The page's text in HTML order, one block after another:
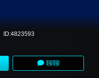
ID:4823593
聊聊